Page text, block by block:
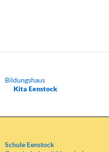
Bildungshaus
Kita Eenstock
Schule Eenstock